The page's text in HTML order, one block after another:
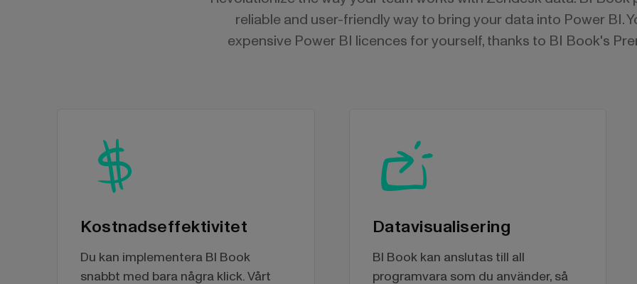
reliable and user-friendly way to bring your data into Power BI.
expensive Power BI licences for yourself, thanks to BI Book's
Kostnadseffektivitet
Du kan implementera BI Book
snabbt med bara några klick. Vårt
Datavisualisering
BI Book kan anslutas till all
programvara som du använder, så